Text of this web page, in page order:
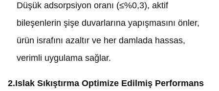
Düşük adsorpsiyon oranı (≤%0,3), aktif
bileşenlerin şişe duvarlarına yapışmasını önler,
ürün israfını azaltır ve her damlada hassas,
verimli uygulama sağlar.
2.Islak Sıkıştırma Optimize Edilmiş Performans